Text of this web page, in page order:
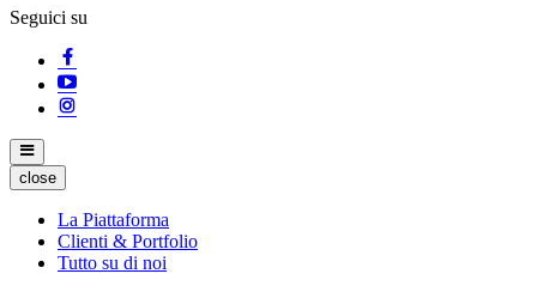
Seguici su
close
La Piattaforma
Clienti & Portfolio
Tutto su di noi